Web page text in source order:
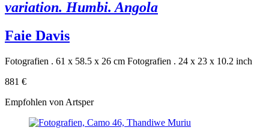
variation. Humbi. Angola
Faie Davis
Fotografien . 61 x 58.5 x 26 cm Fotografien . 24 x 23 x 10.2 inch
881 €
Empfohlen von Artsper